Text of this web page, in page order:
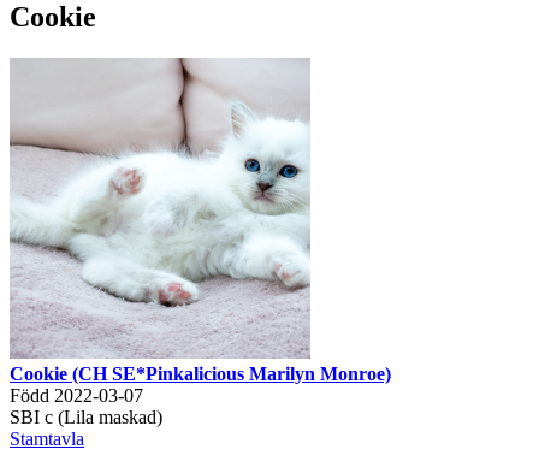
Cookie
Cookie (CH SE*Pinkalicious Marilyn Monroe)
Född 2022-03-07
SBI c (Lila maskad)
Stamtavla